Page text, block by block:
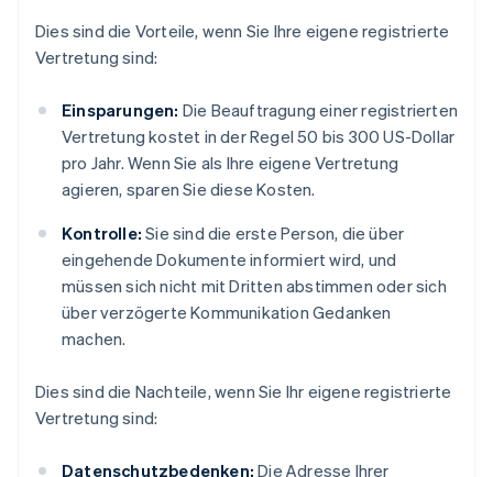
Dies sind die Vorteile, wenn Sie Ihre eigene registrierte
Vertretung sind:
Einsparungen: Die Beauftragung einer registrierten
Vertretung kostet in der Regel 50 bis 300 US-Dollar
pro Jahr. Wenn Sie als Ihre eigene Vertretung
agieren, sparen Sie diese Kosten.
Kontrolle: Sie sind die erste Person, die über
eingehende Dokumente informiert wird, und
müssen sich nicht mit Dritten abstimmen oder sich
über verzögerte Kommunikation Gedanken
machen.
Dies sind die Nachteile, wenn Sie Ihr eigene registrierte
Vertretung sind:
Datenschutzbedenken: Die Adresse Ihrer